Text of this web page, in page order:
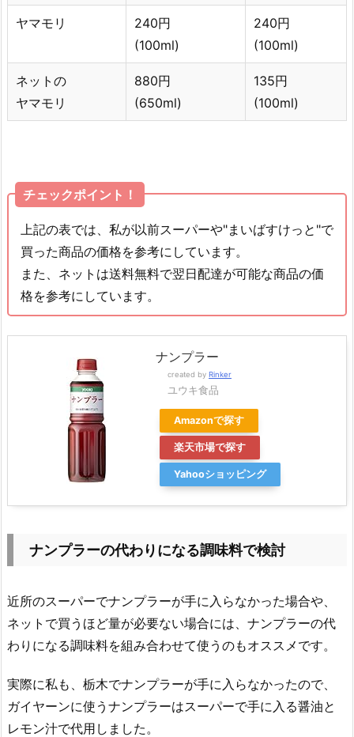
ヤマモリ
240円
(100ml)
240円
(100ml)
ネットの
ヤマモリ
880円
(650ml)
135円
(100ml)
チェックポイント！
上記の表では、私が以前スーパーや"まいばすけっと"で
買った商品の価格を参考にしています。
また、ネットは送料無料で翌日配達が可能な商品の価
格を参考にしています。
ナンプラー
created by Rinker
ユウキ食品
Amazonで探す
楽天市場で探す
Yahooショッピング
ナンプラーの代わりになる調味料で検討
近所のスーパーでナンプラーが手に入らなかった場合や、
ネットで買うほど量が必要ない場合には、ナンプラーの代
わりになる調味料を組み合わせて使うのもオススメです。
実際に私も、栃木でナンプラーが手に入らなかったので、
ガイヤーンに使うナンプラーはスーパーで手に入る醤油と
レモン汁で代用しました。